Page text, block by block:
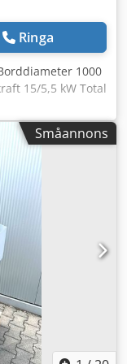
t.ex.
och färdigmått
1µ, digital
motordriven,
dresserhastighet
ca 600
bra –
perfekt för
– såsom
Här är länken till
Ringa
1000
15/5,5 kW Total
Platsbehov ca. m
och invändig
100 # 8185
av tillverkaren
mm Avstånd
ca. 400
mm Max.
hydr.-steglöst
ca. 550 mm
0,0025 - 0,025
0,2
växling av
ca. 0
ca. 500 mm
Småannons